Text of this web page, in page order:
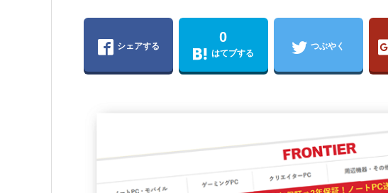
シェアする
0
はてブする
つぶやく